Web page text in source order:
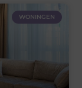
WONINGEN